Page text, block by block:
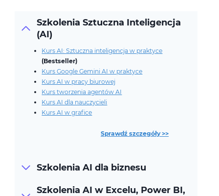
Szkolenia Sztuczna Inteligencja
(AI)
Kurs AI: Sztuczna inteligencja w praktyce
(Bestseller)
Kurs Google Gemini AI w praktyce
Kurs AI w pracy biurowej
Kurs tworzenia agentów AI
Kurs AI dla nauczycieli
Kurs AI w grafice
Sprawdź szczegóły >>
Szkolenia AI dla biznesu
Szkolenia AI w Excelu, Power BI,